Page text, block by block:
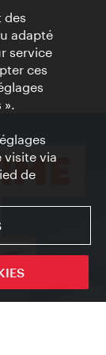
des
adapté
service
ces
».
visite via
de